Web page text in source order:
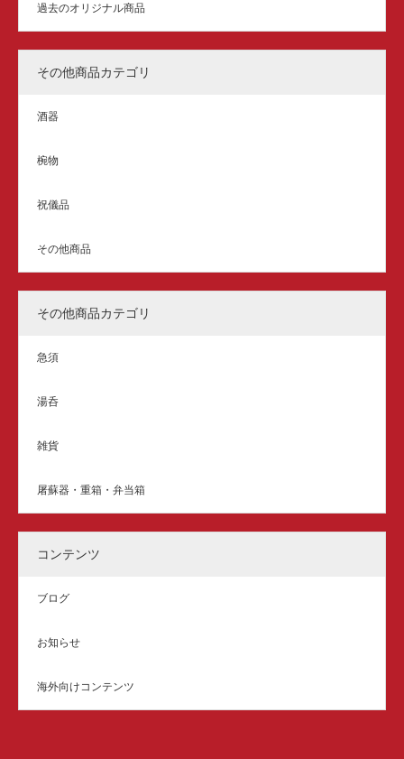
過去のオリジナル商品
その他商品カテゴリ
酒器
椀物
祝儀品
その他商品
その他商品カテゴリ
急須
湯呑
雑貨
屠蘇器・重箱・弁当箱
コンテンツ
ブログ
お知らせ
海外向けコンテンツ